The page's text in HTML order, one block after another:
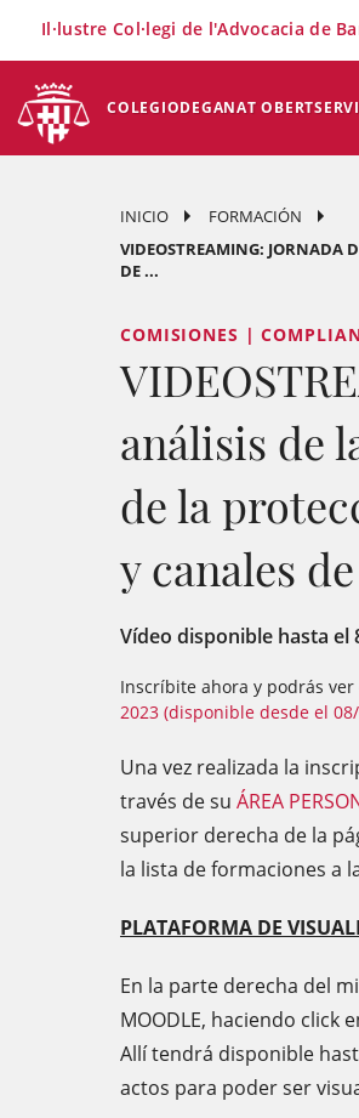
COLEGIODEGANAT OBERT
Il·lustre Col·legi de l'Advocacia de
INICIO
FORMACIÓN
VIDEOSTREAMING: JORNADA
DE ...
COMISIONES |
análisis de
de la
y canales
Vídeo disponible hasta el
Inscríbite ahora y podrás
2023 (disponible desde el
Una vez realizada la
través de su ÁREA
superior derecha de la
la lista de formaciones a
PLATAFORMA DE
En la parte derecha del
MOODLE, haciendo
Allí tendrá disponible
actos para poder ser